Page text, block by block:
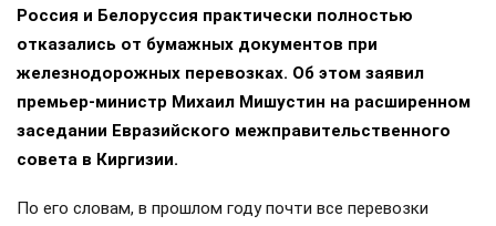
Россия и Белоруссия практически полностью
отказались от бумажных документов при
железнодорожных перевозках. Об этом заявил
премьер-министр Михаил Мишустин на расширенном
заседании Евразийского межправительственного
совета в Киргизии.
По его словам, в прошлом году почти все перевозки